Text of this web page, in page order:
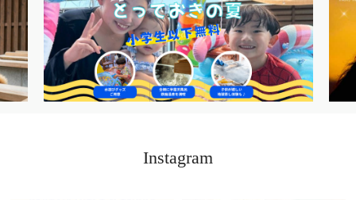
2025.7.19 PLAN
【学生応援！！7・8・9月お日にち限定学割プラン 】
2025.7.19 PLAN
Instagram